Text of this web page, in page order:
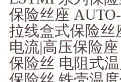
保险丝座
拉线盒式保险
电流|高压保险
保险丝 电阻式